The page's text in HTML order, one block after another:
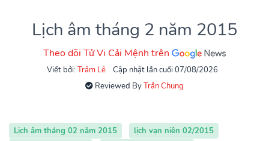
Lịch âm tháng 2 năm 2015
Theo dõi Tử Vi Cải Mệnh trên
Viết bởi: Trâm Lê
Cập nhật lần cuối 07/08/2026
Reviewed ByTrần Chung
Lịch âm tháng 02 năm 2015
lịch vạn niên 02/2015